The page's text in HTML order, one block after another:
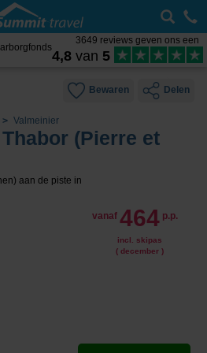
3649 reviews geven ons een
4,8 van 5
Bewaren Delen
Valmeinier
(Pierre et
aan de piste in
vanaf 464 p.p.
incl. skipas
( december )